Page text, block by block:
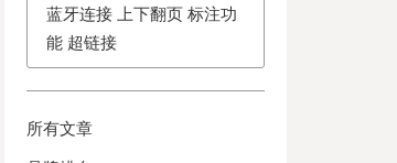
蓝牙连接 上下翻页 标注功
能 超链接
所有文章